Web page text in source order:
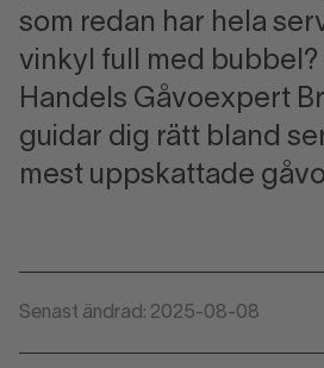
som redan har hela
vinkyl full med bubbel?
Handels Gåvoexpert
guidar dig rätt bland
mest uppskattade
Senast ändrad: 2025-08-08